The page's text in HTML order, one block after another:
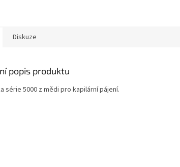
Diskuze
popis produktu
série 5000 z mědi pro kapilární pájení.